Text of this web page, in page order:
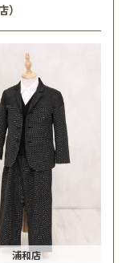
浦和店